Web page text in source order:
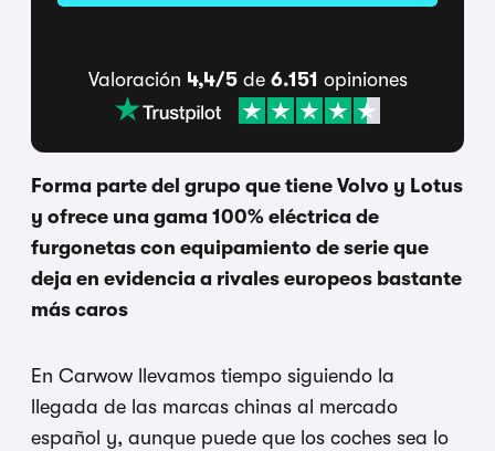
Valoración 4,4/5de 6.151 opiniones
Forma parte del grupo que tiene Volvo y Lotus
y ofrece una gama 100% eléctrica de
furgonetas con equipamiento de serie que
deja en evidencia a rivales europeos bastante
más caros
En Carwow llevamos tiempo siguiendo la
llegada de las marcas chinas al mercado
español y, aunque puede que los coches sea lo